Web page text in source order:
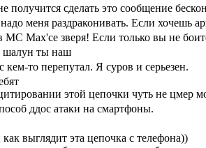
получится сделать это сообщение
меня раздраконивать. Если хочешь
MC Max'се зверя! Если только вы не
ты наш
кем-то перепутал. Я суров и серьезен.
этой цепочки чуть не цмер
ддос атаки на смартфоны.
выглядит эта цепочка с телефона))